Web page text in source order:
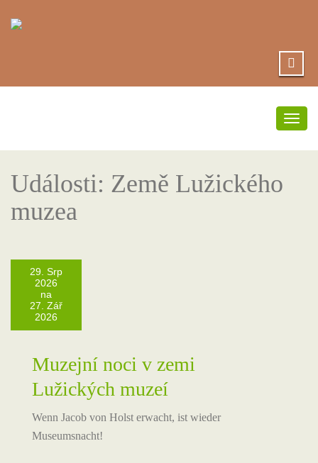
Události: Země Lužického
muzea
29. Srp
2026
na
27. Zář
2026
Muzejní noci v zemi
Lužických muzeí
Wenn Jacob von Holst erwacht, ist wieder
Museumsnacht!